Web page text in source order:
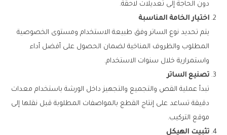
دون الحاجة إلى تعديلات لاحقة.
اختيار الخامة المناسبة
يتم تحديد نوع الساتر وفق طبيعة الاستخدام ومستوى الخصوصية
المطلوب والظروف المناخية لضمان الحصول على أفضل أداء
واستمرارية خلال سنوات الاستخدام.
تصنيع الساتر
تبدأ عملية القص والتجميع والتجهيز داخل الورشة باستخدام معدات
دقيقة تساعد على إنتاج القطع بالمواصفات المطلوبة قبل نقلها إلى
موقع التركيب.
تثبيت الهيكل